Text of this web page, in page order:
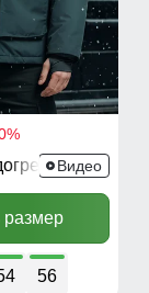
Куртка 2 в 1 с подогревом 6668TS
Видео
размер
56